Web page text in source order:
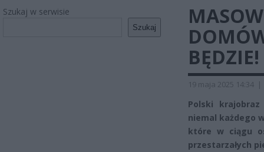
Szukaj w serwisie
Szukaj
BĘDZIE!
19 maja 2025 14:34 |
Polski
niemal każdego
które w ciągu
przestarzałych